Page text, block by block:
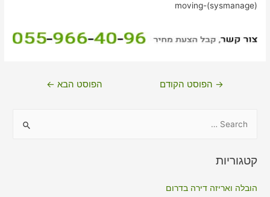
moving-(sysmanage)
ניווט→ הפוסט הקודם הפוסט הבא ←
r
קטגוריות
הובלה ואריזה דירה בדרום